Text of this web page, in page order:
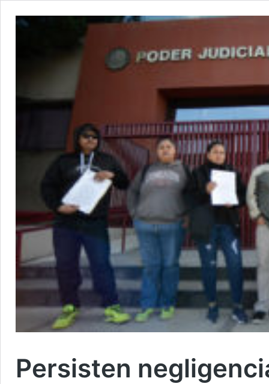
Persisten